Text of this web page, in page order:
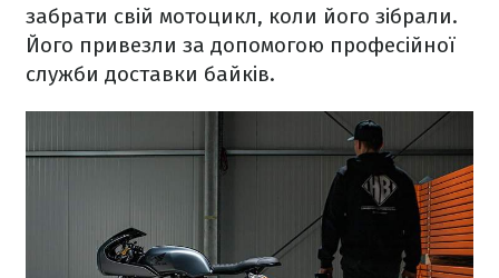
забрати свій мотоцикл, коли його зібрали.
Його привезли за допомогою професійної
служби доставки байків.